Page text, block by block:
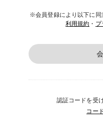
※会員登録により以下に同
利用規約 ・ プ
認証コードを受
コー